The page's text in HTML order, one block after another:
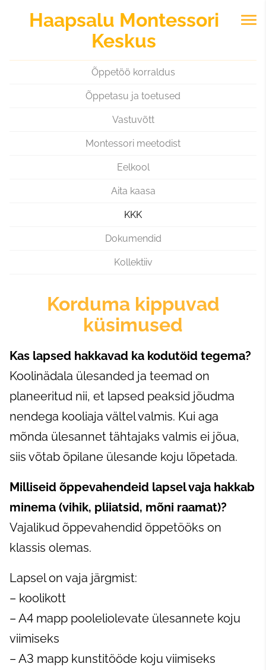
Haapsalu Montessori
Keskus
Õppetöö korraldus
Õppetasu ja toetused
Vastuvõtt
Montessori meetodist
Eelkool
Aita kaasa
KKK
Dokumendid
Kollektiiv
Korduma kippuvad
küsimused
Kas lapsed hakkavad ka kodutöid tegema?
Koolinädala ülesanded ja teemad on
planeeritud nii, et lapsed peaksid jõudma
nendega kooliaja vältel valmis. Kui aga
mõnda ülesannet tähtajaks valmis ei jõua,
siis võtab õpilane ülesande koju lõpetada.
Milliseid õppevahendeid lapsel vaja hakkab
minema (vihik, pliiatsid, mõni raamat)?
Vajalikud õppevahendid õppetööks on
klassis olemas.
Lapsel on vaja järgmist:
– koolikott
– A4 mapp pooleliolevate ülesannete koju
viimiseks
– A3 mapp kunstitööde koju viimiseks